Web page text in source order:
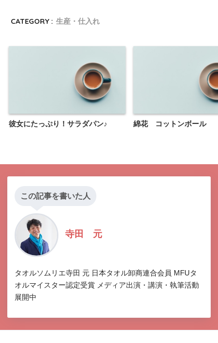
CATEGORY : 生産・仕入れ
彼女にたっぷり！サラダパン♪ 綿花 コットンボール
この記事を書いた人
寺田 元
タオルソムリエ寺田 元 日本タオル卸商連合会員 MFUタ
オルマイスター認定受賞 メディア出演・講演・執筆活動
展開中